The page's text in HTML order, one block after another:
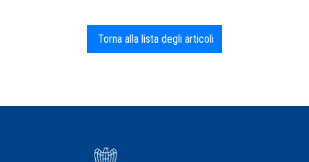
Torna alla lista degli articoli